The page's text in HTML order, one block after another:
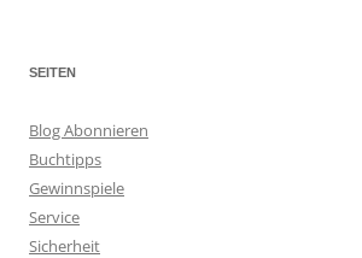
SEITEN
Blog Abonnieren
Buchtipps
Gewinnspiele
Service
Sicherheit